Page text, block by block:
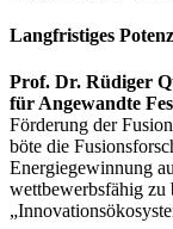
Langfristiges
Prof. Dr. Rüdiger
für Angewandte
Förderung der
böte die
Energiegewinnung
wettbewerbsfähig zu